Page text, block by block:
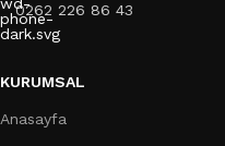
0262 226 86 43
KURUMSAL
Anasayfa